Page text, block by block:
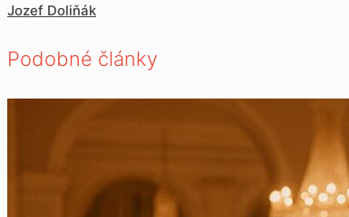
Jozef Doliňák
Podobné články